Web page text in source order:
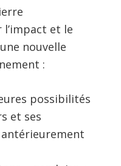
et le
nouvelle
:
possibilités
et ses